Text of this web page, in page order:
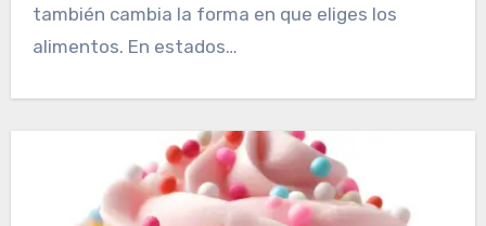
también cambia la forma en que eliges los
alimentos. En estados…